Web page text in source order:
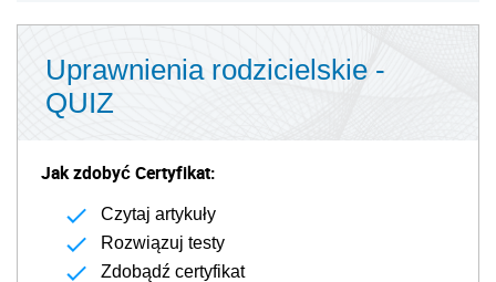
Uprawnienia rodzicielskie -
QUIZ
Jak zdobyć Certyfikat:
Czytaj artykuły
Rozwiązuj testy
Zdobądź certyfikat